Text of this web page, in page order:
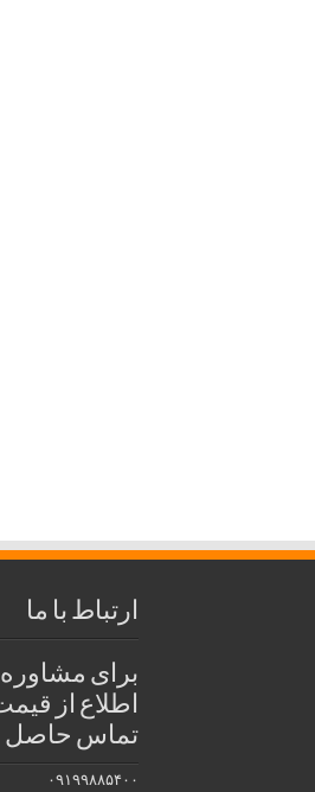
ارتباط با ما
برای مشاوره
اطلاع از
تماس حاصل
۰۹۱۹۹۸۸۵۴۰۰